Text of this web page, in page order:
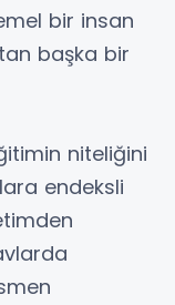
bir insan
başka bir
niteliğini
endeksli